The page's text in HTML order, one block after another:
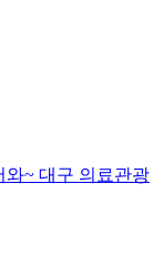
와~ 대구 의료관광